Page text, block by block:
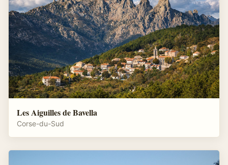
Les Aiguilles de Bavella
Corse-du-Sud